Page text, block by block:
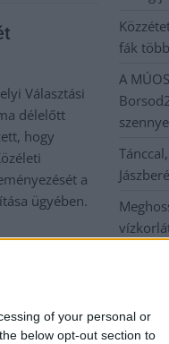
of your personal or
below opt-out section to
Választási
délelőtt
hogy
a
ügyében.
fák
A